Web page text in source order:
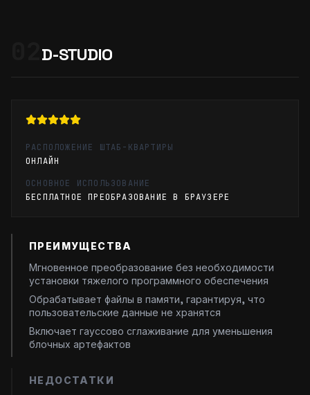
D-STUDIO
РАСПОЛОЖЕНИЕ ШТАБ-КВАРТИРЫ
ОНЛАЙН
ОСНОВНОЕ ИСПОЛЬЗОВАНИЕ
БЕСПЛАТНОЕ ПРЕОБРАЗОВАНИЕ В БРАУЗЕРЕ
ПРЕИМУЩЕСТВА
Мгновенное преобразование без необходимости
установки тяжелого программного обеспечения
Обрабатывает файлы в памяти, гарантируя, что
пользовательские данные не хранятся
Включает гауссово сглаживание для уменьшения
блочных артефактов
НЕДОСТАТКИ